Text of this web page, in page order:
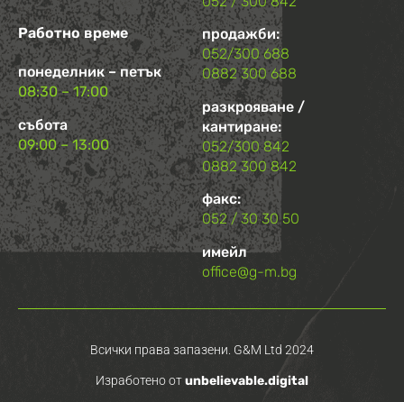
Работно време
понеделник – петък
08:30 – 17:00
събота
09:00 – 13:00
продажби:
052/300 688
0882 300 688
разкрояване /
кантиране:
052/300 842
0882 300 842
факс:
052 / 30 30 50
имейл
office@g-m.bg
Всички права запазени. G&M Ltd 2024
Изработено отunbelievable.digital